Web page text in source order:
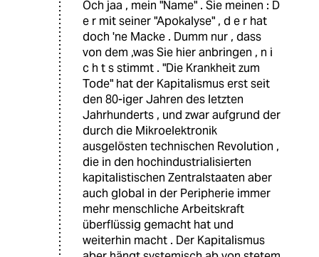
Och jaa , mein "Name" . Sie meinen : D
e r mit seiner "Apokalyse" , d e r hat
doch 'ne Macke . Dumm nur , dass
von dem ,was Sie hier anbringen , n i
c h t s stimmt . "Die Krankheit zum
Tode" hat der Kapitalismus erst seit
den 80-iger Jahren des letzten
Jahrhunderts , und zwar aufgrund der
durch die Mikroelektronik
ausgelösten technischen Revolution ,
die in den hochindustrialisierten
kapitalistischen Zentralstaaten aber
auch global in der Peripherie immer
mehr menschliche Arbeitskraft
überflüssig gemacht hat und
weiterhin macht . Der Kapitalismus